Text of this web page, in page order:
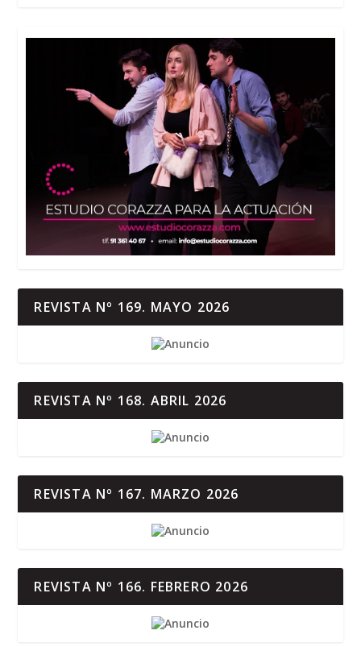
REVISTA Nº 169. MAYO 2026
REVISTA Nº 168. ABRIL 2026
REVISTA Nº 167. MARZO 2026
REVISTA Nº 166. FEBRERO 2026